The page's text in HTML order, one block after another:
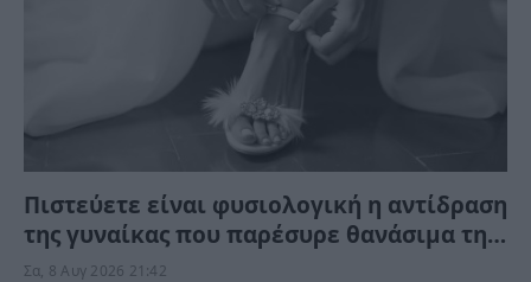
Πιστεύετε είναι φυσιολογική η αντίδραση
της γυναίκας που παρέσυρε θανάσιμα τη
34χρονη νύφη; «Θέλω τον πατέρα μου…»
Σα, 8 Αυγ 2026 21:42